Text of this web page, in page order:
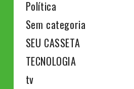
Política
Sem categoria
SEU CASSETA
TECNOLOGIA
tv